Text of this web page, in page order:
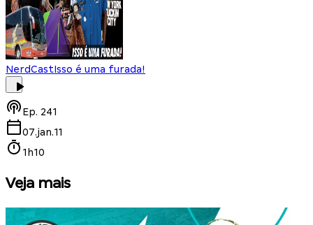
NerdCastIsso é uma furada!
Ep. 241
07.jan.11
1h10
Veja mais